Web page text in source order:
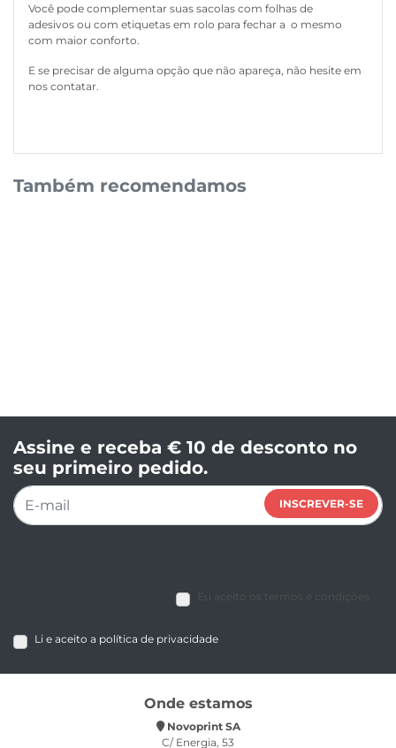
Você pode complementar suas sacolas com folhas de
adesivos ou com etiquetas em rolo para fechar a o mesmo
com maior conforto.
E se precisar de alguma opção que não apareça, não hesite em
nos contatar.
Também recomendamos
Assine e receba € 10 de desconto no
seu primeiro pedido.
INSCREVER-SE
Eu aceito os termos e condições
Li e aceito a política de privacidade
Onde estamos
Novoprint SA
C/ Energia, 53